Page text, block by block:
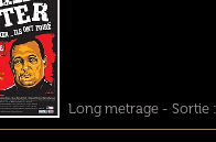
Long metrage - Sortie